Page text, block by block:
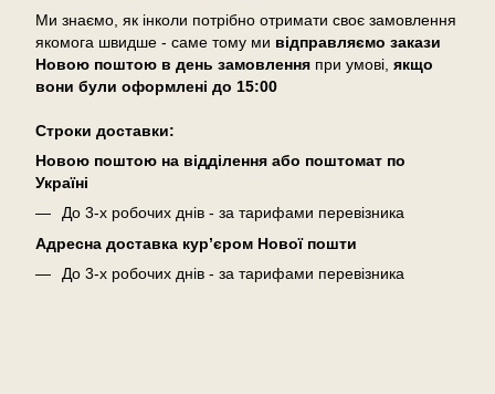
Ми знаємо, як інколи потрібно отримати своє замовлення
якомога швидше - саме тому ми відправляємо закази
Новою поштою в день замовлення при умові, якщо
вони були оформлені до 15:00
Cтроки доставки:
Новою поштою на відділення або поштомат по
Україні
До 3-х робочих днів - за тарифами перевізника
Адресна доставка кур’єром Нової пошти
До 3-х робочих днів - за тарифами перевізника